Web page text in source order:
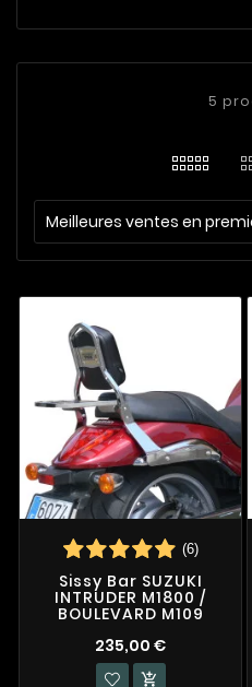
5
Meilleures ventes en
(6)
Sissy Bar SUZUKI
INTRUDER M1800 /
BOULEVARD M109
235,00 €
